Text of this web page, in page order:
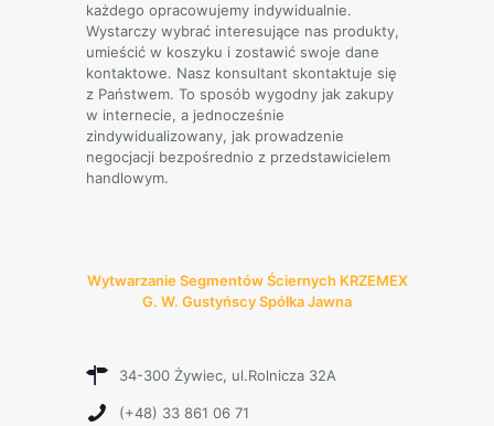
każdego opracowujemy indywidualnie.
Wystarczy wybrać interesujące nas produkty,
umieścić w koszyku i zostawić swoje dane
kontaktowe. Nasz konsultant skontaktuje się
z Państwem. To sposób wygodny jak zakupy
w internecie, a jednocześnie
zindywidualizowany, jak prowadzenie
negocjacji bezpośrednio z przedstawicielem
handlowym.
Wytwarzanie Segmentów Ściernych KRZEMEX
G. W. Gustyńscy Spółka Jawna
34-300 Żywiec, ul.Rolnicza 32A
(+48) 33 861 06 71